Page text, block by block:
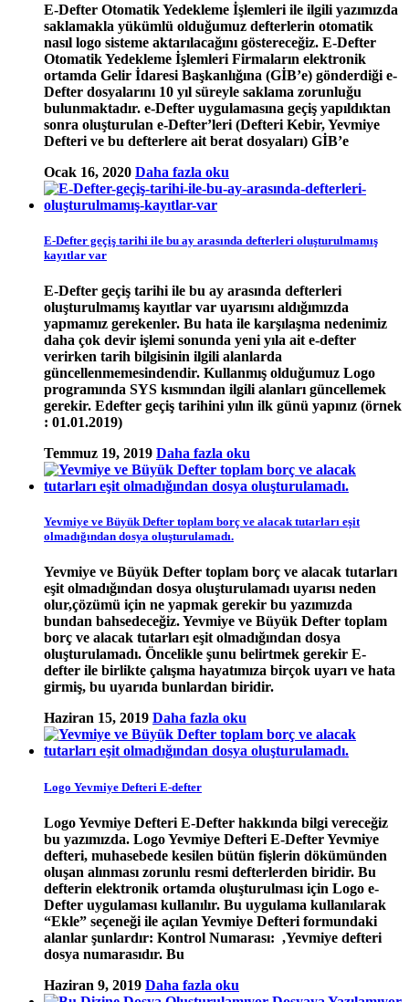
E-Defter Otomatik Yedekleme İşlemleri ile ilgili yazımızda
saklamakla yükümlü olduğumuz defterlerin otomatik
nasıl logo sisteme aktarılacağını göstereceğiz. E-Defter
Otomatik Yedekleme İşlemleri Firmaların elektronik
ortamda Gelir İdaresi Başkanlığına (GİB’e) gönderdiği e-
Defter dosyalarını 10 yıl süreyle saklama zorunluğu
bulunmaktadır. e-Defter uygulamasına geçiş yapıldıktan
sonra oluşturulan e-Defter’leri (Defteri Kebir, Yevmiye
Defteri ve bu defterlere ait berat dosyaları) GİB’e
Ocak 16, 2020 Daha fazla oku
E-Defter geçiş tarihi ile bu ay arasında defterleri oluşturulmamış
kayıtlar var
E-Defter geçiş tarihi ile bu ay arasında defterleri
oluşturulmamış kayıtlar var uyarısını aldığımızda
yapmamız gerekenler. Bu hata ile karşılaşma nedenimiz
daha çok devir işlemi sonunda yeni yıla ait e-defter
verirken tarih bilgisinin ilgili alanlarda
güncellenmemesindendir. Kullanmış olduğumuz Logo
programında SYS kısmından ilgili alanları güncellemek
gerekir. Edefter geçiş tarihini yılın ilk günü yapınız (örnek
: 01.01.2019)
Temmuz 19, 2019 Daha fazla oku
Yevmiye ve Büyük Defter toplam borç ve alacak tutarları eşit
olmadığından dosya oluşturulamadı.
Yevmiye ve Büyük Defter toplam borç ve alacak tutarları
eşit olmadığından dosya oluşturulamadı uyarısı neden
olur,çözümü için ne yapmak gerekir bu yazımızda
bundan bahsedeceğiz. Yevmiye ve Büyük Defter toplam
borç ve alacak tutarları eşit olmadığından dosya
oluşturulamadı. Öncelikle şunu belirtmek gerekir E-
defter ile birlikte çalışma hayatımıza birçok uyarı ve hata
girmiş, bu uyarıda bunlardan biridir.
Haziran 15, 2019 Daha fazla oku
Logo Yevmiye Defteri E-defter
Logo Yevmiye Defteri E-Defter hakkında bilgi vereceğiz
bu yazımızda. Logo Yevmiye Defteri E-Defter Yevmiye
defteri, muhasebede kesilen bütün fişlerin dökümünden
oluşan alınması zorunlu resmi defterlerden biridir. Bu
defterin elektronik ortamda oluşturulması için Logo e-
Defter uygulaması kullanılır. Bu uygulama kullanılarak
“Ekle” seçeneği ile açılan Yevmiye Defteri formundaki
alanlar şunlardır: Kontrol Numarası: ,Yevmiye defteri
dosya numarasıdır. Bu
Haziran 9, 2019 Daha fazla oku